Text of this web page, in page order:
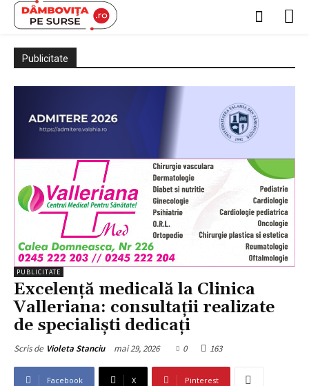
Publicitate
PUBLICITATE
Excelență medicală la Clinica
Valleriana: consultații realizate
de specialiști dedicați
Scris de Violeta Stanciu mai 29, 2026 0 163
Facebook X Pinterest